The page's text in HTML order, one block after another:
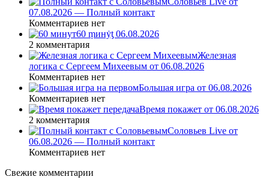
07.08.2026 — Полный контакт
Комментариев нет
60 ṃинẏƫ 06.08.2026
2 комментария
Железная
логика с Сергеем Михеевым от 06.08.2026
Комментариев нет
Большая игра от 06.08.2026
Комментариев нет
Время покажет от 06.08.2026
2 комментария
Соловьев Live от
06.08.2026 — Полный контакт
Комментариев нет
Свежие комментарии